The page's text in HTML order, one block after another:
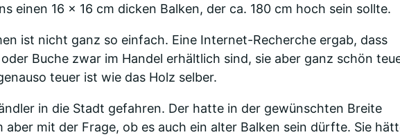
einen 16 x 16 cm dicken Balken, der ca. 180 cm hoch sein sollte.
ist nicht ganz so einfach. Eine Internet-Recherche ergab, dass
Buche zwar im Handel erhältlich sind, sie aber ganz schön
teuer ist wie das Holz selber.
in die Stadt gefahren. Der hatte in der gewünschten Breite
aber mit der Frage, ob es auch ein alter Balken sein dürfte. Sie